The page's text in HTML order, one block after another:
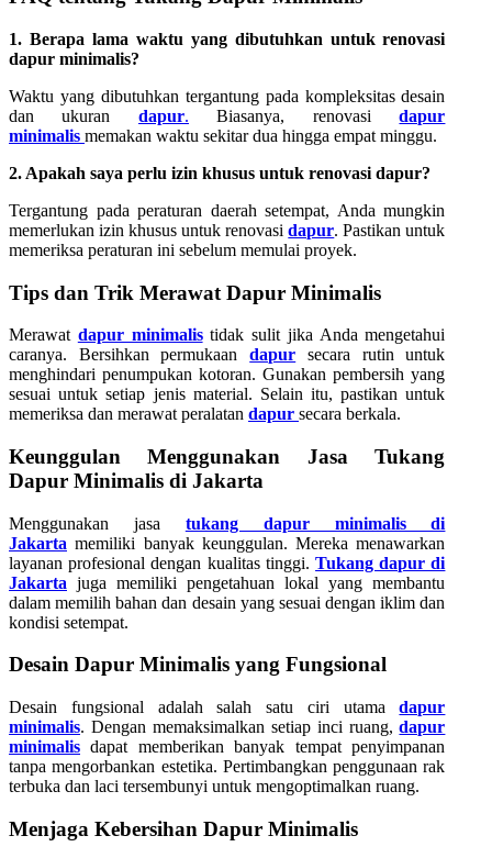
1. Berapa lama waktu yang dibutuhkan untuk renovasi
dapur minimalis?
Waktu yang dibutuhkan tergantung pada kompleksitas desain
dan ukuran dapur. Biasanya, renovasidapur
minimalis memakan waktu sekitar dua hingga empat minggu.
2. Apakah saya perlu izin khusus untuk renovasi dapur?
Tergantung pada peraturan daerah setempat, Anda mungkin
memerlukan izin khusus untuk renovasidapur. Pastikan untuk
memeriksa peraturan ini sebelum memulai proyek.
Tips dan Trik Merawat Dapur Minimalis
Merawat dapur minimalistidak sulit jika Anda mengetahui
caranya. Bersihkan permukaandapur secara rutin untuk
menghindari penumpukan kotoran. Gunakan pembersih yang
sesuai untuk setiap jenis material. Selain itu, pastikan untuk
memeriksa dan merawat peralatan dapur secara berkala.
Keunggulan Menggunakan Jasa Tukang
Dapur Minimalis di Jakarta
Menggunakan jasa tukang dapur minimalis di
Jakarta memiliki banyak keunggulan. Mereka menawarkan
layanan profesional dengan kualitas tinggi.Tukang dapur di
Jakarta juga memiliki pengetahuan lokal yang membantu
dalam memilih bahan dan desain yang sesuai dengan iklim dan
kondisi setempat.
Desain Dapur Minimalis yang Fungsional
Desain fungsional adalah salah satu ciri utamadapur
minimalis. Dengan memaksimalkan setiap inci ruang,dapur
minimalis dapat memberikan banyak tempat penyimpanan
tanpa mengorbankan estetika. Pertimbangkan penggunaan rak
terbuka dan laci tersembunyi untuk mengoptimalkan ruang.
Menjaga Kebersihan Dapur Minimalis